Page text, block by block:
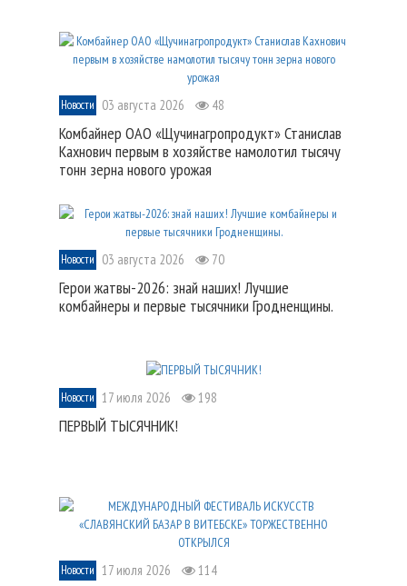
Новости 03 августа 2026 48
Комбайнер ОАО «Щучинагропродукт» Станислав
Кахнович первым в хозяйстве намолотил тысячу
тонн зерна нового урожая
Новости 03 августа 2026 70
Герои жатвы-2026: знай наших! Лучшие
комбайнеры и первые тысячники Гродненщины.
Новости 17 июля 2026 198
ПЕРВЫЙ ТЫСЯЧНИК!
Новости 17 июля 2026 114